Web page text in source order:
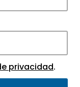
of APTE
parks.
privacidad.